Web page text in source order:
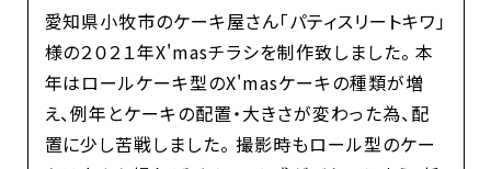
愛知県小牧市のケーキ屋さん「パティスリートキワ」
様の２０２１年X'masチラシを制作致しました。 本
年はロールケーキ型のX'masケーキの種類が増
え、例年とケーキの配置・大きさが変わった為、配
置に少し苦戦しました。 撮影時もロール型のケー